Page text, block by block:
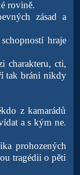
rovině.
zásad a
hraje
charakteru, cti,
tak bráni nikdy
z kamarádů
a s kým ne.
prohozených
tragédii o pěti